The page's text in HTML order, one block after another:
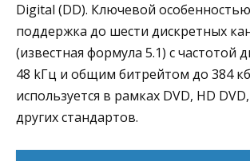
Digital (DD). Ключевой особенностью
поддержка до шести дискретных
(известная формула 5.1) с частотой
48 kГц и общим битрейтом до 384
используется в рамках DVD, HD
других стандартов.